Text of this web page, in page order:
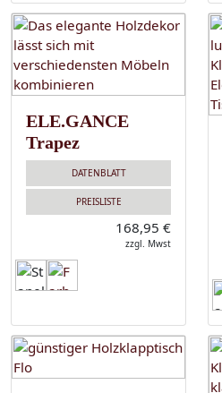
ELE.GANCE
Trapez
DATENBLATT
PREISLISTE
168,95 €
zzgl. Mwst